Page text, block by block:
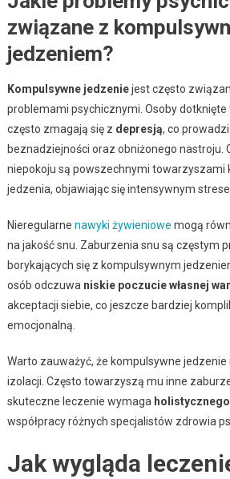
związane z
jedzeniem?
Kompulsywne jedzeniejest często
problemami psychicznymi. Osoby
często zmagają się z depresją, co
beznadziejności oraz obniżonego nastroju.
niepokoju są powszechnymi towarzyszami
jedzenia, objawiając się intensywnym
Nieregularne nawyki żywieniowe mogą
na jakość snu. Zaburzenia snu są częstym
borykających się z kompulsywnym
osób odczuwa niskie poczucie własnej
akceptacji siebie, co jeszcze bardziej
emocjonalną.
Warto zauważyć, że kompulsywne
izolacji. Często towarzyszą mu inne
skuteczne leczenie wymaga
współpracy różnych specjalistów zdrowia
Jak wygląda